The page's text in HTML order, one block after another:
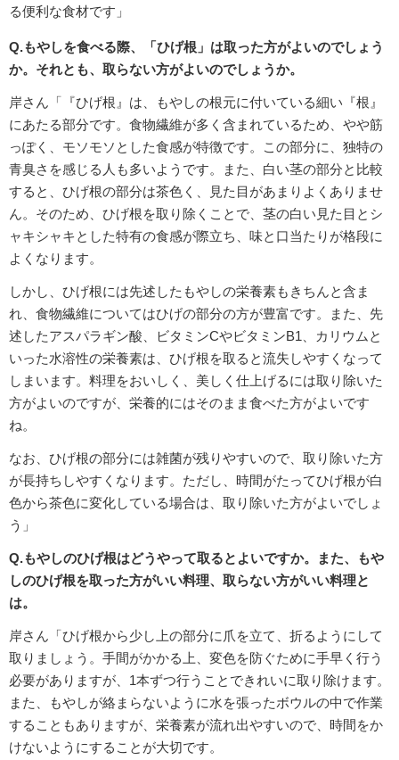
る便利な食材です」
Q.もやしを食べる際、「ひげ根」は取った方がよいのでしょう
か。それとも、取らない方がよいのでしょうか。
岸さん「『ひげ根』は、もやしの根元に付いている細い『根』
にあたる部分です。食物繊維が多く含まれているため、やや筋
っぽく、モソモソとした食感が特徴です。この部分に、独特の
青臭さを感じる人も多いようです。また、白い茎の部分と比較
すると、ひげ根の部分は茶色く、見た目があまりよくありませ
ん。そのため、ひげ根を取り除くことで、茎の白い見た目とシ
ャキシャキとした特有の食感が際立ち、味と口当たりが格段に
よくなります。
しかし、ひげ根には先述したもやしの栄養素もきちんと含ま
れ、食物繊維についてはひげの部分の方が豊富です。また、先
述したアスパラギン酸、ビタミンCやビタミンB1、カリウムと
いった水溶性の栄養素は、ひげ根を取ると流失しやすくなって
しまいます。料理をおいしく、美しく仕上げるには取り除いた
方がよいのですが、栄養的にはそのまま食べた方がよいです
ね。
なお、ひげ根の部分には雑菌が残りやすいので、取り除いた方
が長持ちしやすくなります。ただし、時間がたってひげ根が白
色から茶色に変化している場合は、取り除いた方がよいでしょ
う」
Q.もやしのひげ根はどうやって取るとよいですか。また、もや
しのひげ根を取った方がいい料理、取らない方がいい料理と
は。
岸さん「ひげ根から少し上の部分に爪を立て、折るようにして
取りましょう。手間がかかる上、変色を防ぐために手早く行う
必要がありますが、1本ずつ行うことできれいに取り除けます。
また、もやしが絡まらないように水を張ったボウルの中で作業
することもありますが、栄養素が流れ出やすいので、時間をか
けないようにすることが大切です。